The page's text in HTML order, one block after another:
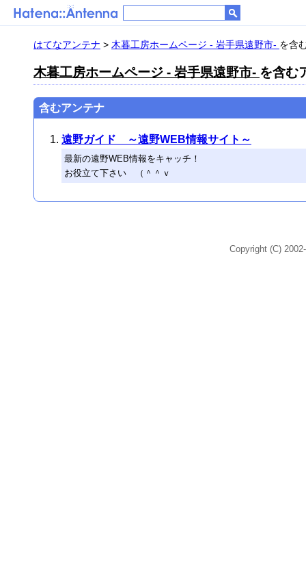
はてなアンテナ > 木暮工房ホームページ - 岩手県遠野市- を含
木暮工房ホームページ - 岩手県遠野市- を含む
含むアンテナ
遠野ガイド ～遠野WEB情報サイト～
最新の遠野WEB情報をキャッチ！
お役立て下さい （＾＾ｖ
Copyright (C)